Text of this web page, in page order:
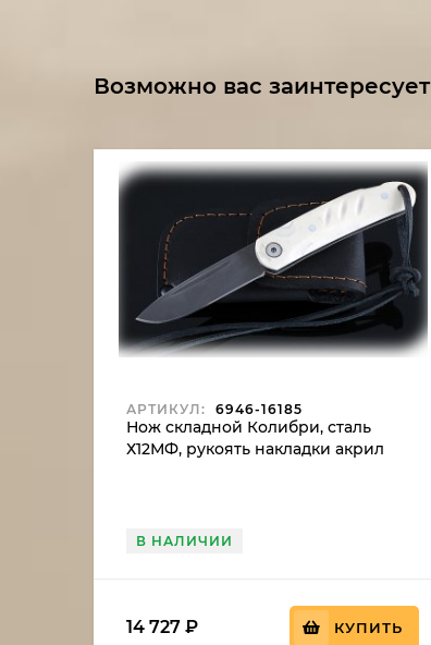
Возможно вас заинтересует
АРТИКУЛ: 6946-16185
Нож складной Колибри, сталь
Х12МФ, рукоять накладки акрил
В НАЛИЧИИ
14 727 ₽ КУПИТЬ